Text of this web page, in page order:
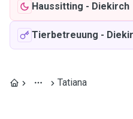
Haussitting - Diekirch
Tierbetreuung -
Tatiana